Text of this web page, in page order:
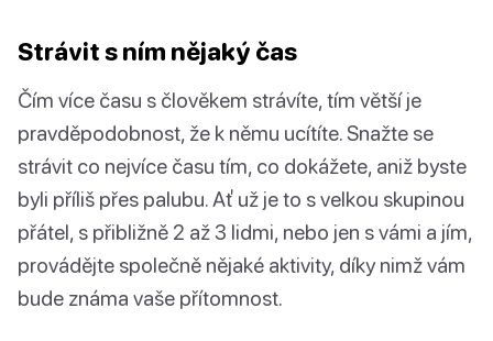
Strávit s ním nějaký čas
Čím více času s člověkem strávíte, tím větší je
pravděpodobnost, že k němu ucítíte. Snažte se
strávit co nejvíce času tím, co dokážete, aniž byste
byli příliš přes palubu. Ať už je to s velkou skupinou
přátel, s přibližně 2 až 3 lidmi, nebo jen s vámi a jím,
provádějte společně nějaké aktivity, díky nimž vám
bude známa vaše přítomnost.